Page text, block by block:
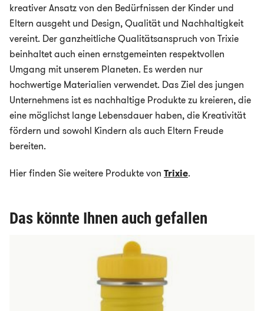
kreativer Ansatz von den Bedürfnissen der Kinder und
Eltern ausgeht und Design, Qualität und Nachhaltigkeit
vereint. Der ganzheitliche Qualitätsanspruch von Trixie
beinhaltet auch einen ernstgemeinten respektvollen
Umgang mit unserem Planeten. Es werden nur
hochwertige Materialien verwendet. Das Ziel des jungen
Unternehmens ist es nachhaltige Produkte zu kreieren, die
eine möglichst lange Lebensdauer haben, die Kreativität
fördern und sowohl Kindern als auch Eltern Freude
bereiten.
Hier finden Sie weitere Produkte von Trixie.
Das könnte Ihnen auch gefallen